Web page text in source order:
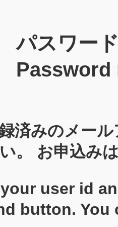
パスワー
Password
済みのメー
。 お申込み
user id
button.